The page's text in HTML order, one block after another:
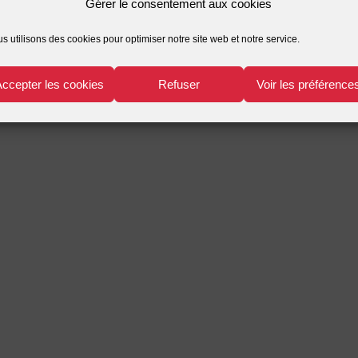
Gérer le consentement aux cookies
utilisons des cookies pour optimiser notre site web et notre service.
les cookies Refuser Voir les